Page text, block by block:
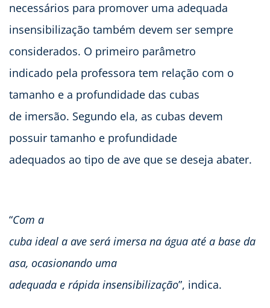
necessários para promover uma adequada
insensibilização também devem ser sempre
considerados. O primeiro parâmetro
indicado pela professora tem relação com o
tamanho e a profundidade das cubas
de imersão. Segundo ela, as cubas devem
possuir tamanho e profundidade
adequados ao tipo de ave que se deseja abater.
“Com a
cuba ideal a ave será imersa na água até a base da
asa, ocasionando uma
adequada e rápida insensibilização”, indica.